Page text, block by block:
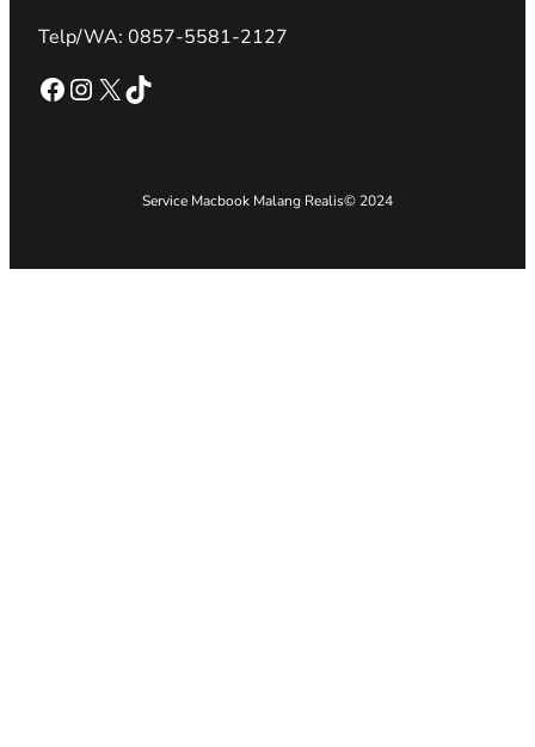
Telp/WA: 0857-5581-2127
Facebook Instagram X TikTok
Service Macbook Malang Realis© 2024